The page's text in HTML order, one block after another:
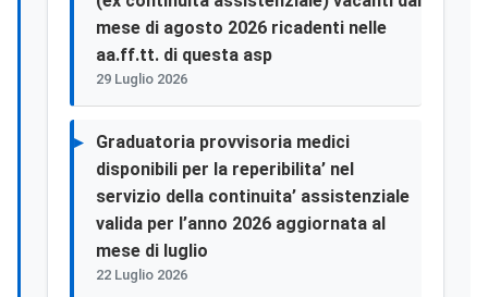
mese di agosto 2026 ricadenti nelle
aa.ff.tt. di questa asp
29 Luglio 2026
Graduatoria provvisoria medici
disponibili per la reperibilita’ nel
servizio della continuita’ assistenziale
valida per l’anno 2026 aggiornata al
mese di luglio
22 Luglio 2026